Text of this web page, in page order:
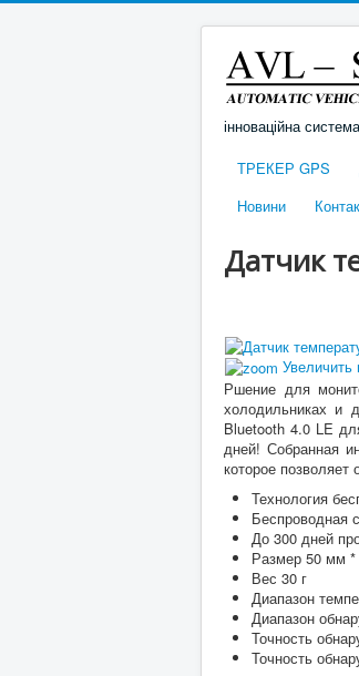
інноваційна
ТРЕКЕР GPS
Новини
Датчик
Увеличить
Ршение для
холодильниках и
Bluetooth 4.0 LE
дней! Собранная
которое
Технология
Беспроводная
До 300 дней
Размер 50 мм
Вес 30 г
Диапазон
Диапазон
Точность
Точность